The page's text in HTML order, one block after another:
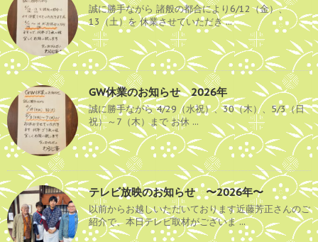
誠に勝手ながら 諸般の都合により6/12（金）、
13（土）を 休業させていただき ...
GW休業のお知らせ 2026年
誠に勝手ながら 4/29（水祝）、30（木）、5/3（日
祝）～7（木）まで お休 ...
テレビ放映のお知らせ 〜2026年〜
以前からお越しいただいております近藤芳正さんのご
紹介で、本日テレビ取材がございま ...